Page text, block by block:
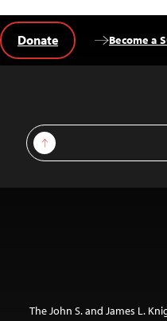
Sign Up
Become a
Donate
The John S. and James L.